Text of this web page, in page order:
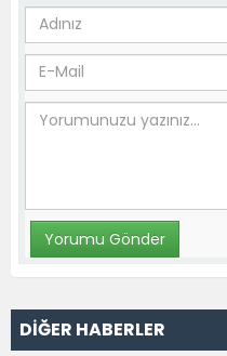
DİĞER HABERLER